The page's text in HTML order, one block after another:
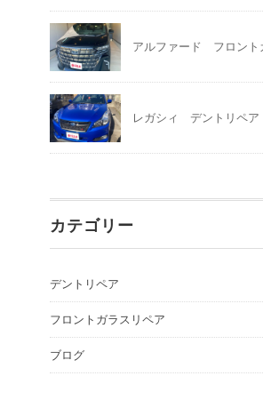
アルファード フロント
レガシィ デントリペア
カテゴリー
デントリペア
フロントガラスリペア
ブログ